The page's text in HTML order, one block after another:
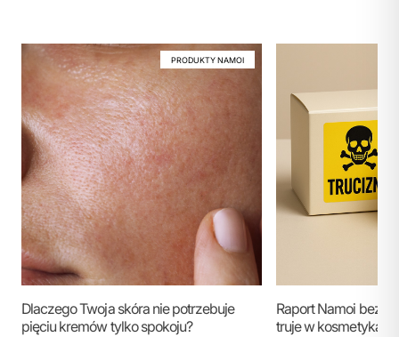
PRODUKTY NAMOI
Dlaczego Twoja skóra nie potrzebuje
pięciu kremów tylko spokoju?
Raport Namoi bez
truje w